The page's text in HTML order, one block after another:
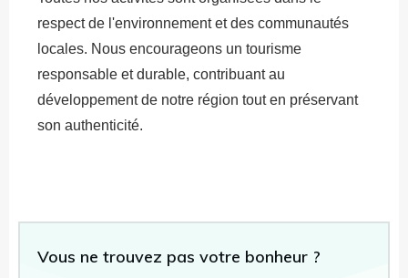
respect de l'environnement et des communautés
locales. Nous encourageons un tourisme
responsable et durable, contribuant au
développement de notre région tout en préservant
son authenticité.
Vous ne trouvez pas votre bonheur ?